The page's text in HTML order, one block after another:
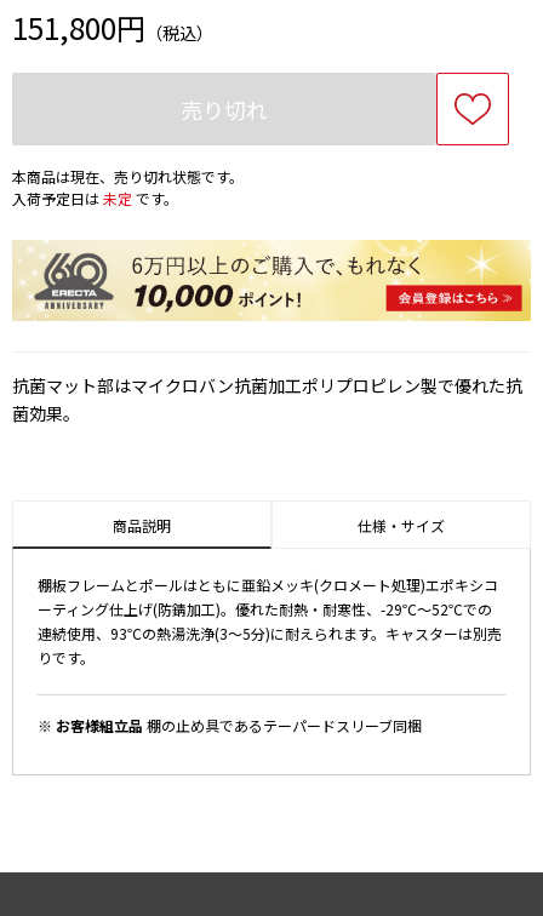
151,800円 （税込）
売り切れ
本商品は現在、売り切れ状態です。
入荷予定日は未定 です。
抗菌マット部はマイクロバン抗菌加工ポリプロピレン製で優れた抗
菌効果。
商品説明 仕様・サイズ
棚板フレームとポールはともに亜鉛メッキ(クロメート処理)エポキシコ
ーティング仕上げ(防錆加工)。優れた耐熱・耐寒性、-29℃～52℃での
連続使用、93℃の熱湯洗浄(3～5分)に耐えられます。キャスターは別売
りです。
※ お客様組立品 棚の止め具であるテーパードスリーブ同梱